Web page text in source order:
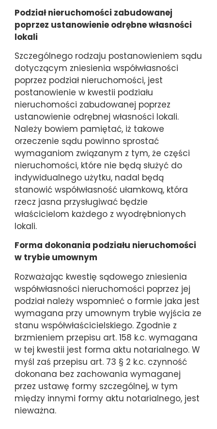
Podział nieruchomości zabudowanej
poprzez ustanowienie odrębne własności
lokali
Szczególnego rodzaju postanowieniem sądu
dotyczącym zniesienia współwłasności
poprzez podział nieruchomości, jest
postanowienie w kwestii podziału
nieruchomości zabudowanej poprzez
ustanowienie odrębnej własności lokali.
Należy bowiem pamiętać, iż takowe
orzeczenie sądu powinno sprostać
wymaganiom związanym z tym, że części
nieruchomości, które nie będą służyć do
indywidualnego użytku, nadal będą
stanowić współwłasność ułamkową, która
rzecz jasna przysługiwać będzie
właścicielom każdego z wyodrębnionych
lokali.
Forma dokonania podziału nieruchomości
w trybie umownym
Rozważając kwestię sądowego zniesienia
współwłasności nieruchomości poprzez jej
podział należy wspomnieć o formie jaka jest
wymagana przy umownym trybie wyjścia ze
stanu współwłaścicielskiego. Zgodnie z
brzmieniem przepisu art. 158 k.c. wymagana
w tej kwestii jest forma aktu notarialnego. W
myśl zaś przepisu art. 73 § 2 k.c. czynność
dokonana bez zachowania wymaganej
przez ustawę formy szczególnej, w tym
między innymi formy aktu notarialnego, jest
nieważna.